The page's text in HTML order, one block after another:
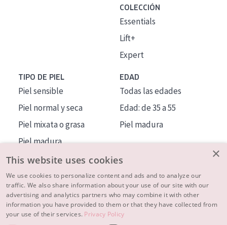
COLECCIÓN
Essentials
Lift+
Expert
TIPO DE PIEL
Piel sensible
Piel normal y seca
Piel mixata o grasa
Piel madura
Piel expuesta al sol
Piel menopáusica
EDAD
Todas las edades
Edad: de 35 a 55
Piel madura
MÁS SOBRE NOSOTROS
INSPIRACIÓN
×
This website uses cookies
We use cookies to personalize content and ads and to analyze our
traffic. We also share information about your use of our site with our
advertising and analytics partners who may combine it with other
information you have provided to them or that they have collected from
your use of their services. Privacy Policy